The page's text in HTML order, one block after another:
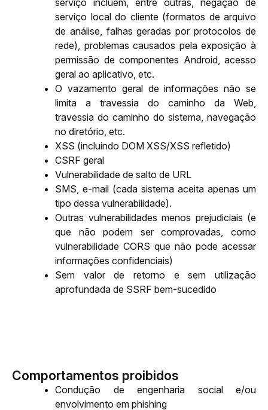
serviço incluem, entre outras, negação de
serviço local do cliente (formatos de arquivo
de análise, falhas geradas por protocolos de
rede), problemas causados pela exposição à
permissão de componentes Android, acesso
geral ao aplicativo, etc.
O vazamento geral de informações não se
limita a travessia do caminho da Web,
travessia do caminho do sistema, navegação
no diretório, etc.
XSS (incluindo DOM XSS/XSS refletido)
CSRF geral
Vulnerabilidade de salto de URL
SMS, e-mail (cada sistema aceita apenas um
tipo dessa vulnerabilidade).
Outras vulnerabilidades menos prejudiciais (e
que não podem ser comprovadas, como
vulnerabilidade CORS que não pode acessar
informações confidenciais)
Sem valor de retorno e sem utilização
aprofundada de SSRF bem-sucedido
Comportamentos proibidos
Condução de engenharia social e/ou
envolvimento em phishing